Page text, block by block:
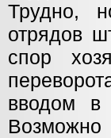
Трудно,
отрядов
спор
вводом в